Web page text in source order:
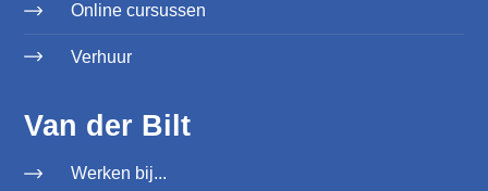
Online cursussen
Verhuur
Van der Bilt
Werken bij...